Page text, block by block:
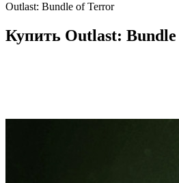
Outlast: Bundle of Terror
Купить Outlast: